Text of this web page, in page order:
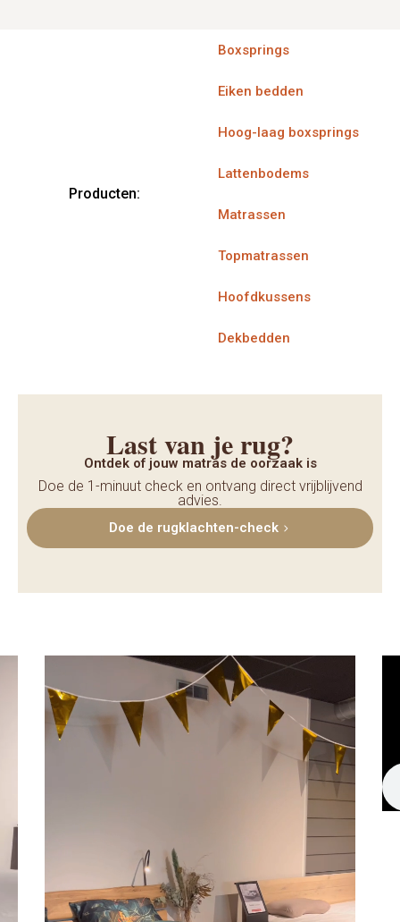
Producten:
Boxsprings
Eiken bedden
Hoog-laag boxsprings
Lattenbodems
Matrassen
Topmatrassen
Hoofdkussens
Dekbedden
Last van je rug?
Ontdek of jouw matras de oorzaak is
Doe de 1-minuut check en ontvang direct vrijblijvend
advies.
Doe de rugklachten-check